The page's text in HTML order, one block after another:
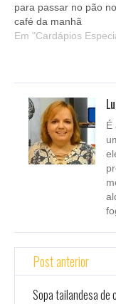
para passar no pão no
café da manhã
Em "Cardápios
É
Post anterior
Sopa tailandesa de